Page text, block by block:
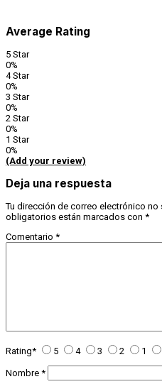
Average Rating
5 Star
0%
4 Star
0%
3 Star
0%
2 Star
0%
1 Star
0%
(Add your review)
Deja una respuesta
Tu dirección de correo electrónico no
obligatorios están marcados con *
Comentario *
Rating* 5 4 3 2 1
Nombre *